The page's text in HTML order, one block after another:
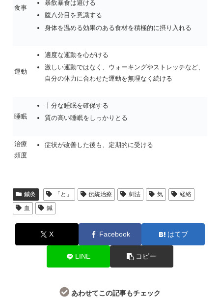
食事
暴飲暴食は避ける
腹八分目を意識する
身体を温める効果のある食材を積極的に摂り入れる
運動
適度な運動を心がける
激しい運動ではなく、ウォーキングやストレッチなど、
自分の体力に合わせた運動を無理なく続ける
睡眠
十分な睡眠を確保する
質の高い睡眠をしっかりとる
治療
頻度
症状が改善した後も、定期的に受ける
鍼灸 「と」 伝統治療 刺法 気
経絡
血
鍼
X Facebook はてブ
LINE コピー
あわせてこの記事もチェック